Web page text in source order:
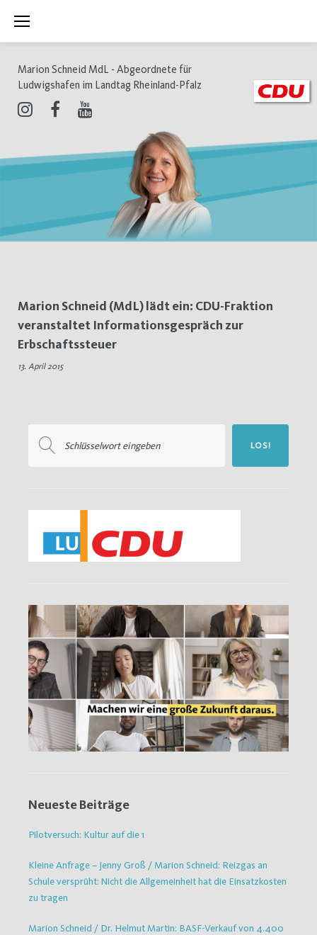
Inhalt
Marion Schneid MdL - Abgeordnete für
Ludwigshafen im Landtag Rheinland-Pfalz
Schlagwort:
Infogespräch
Marion Schneid (MdL) lädt ein: CDU-Fraktion
veranstaltet Informationsgespräch zur
Erbschaftssteuer
13. April 2015
nach:
LOS!
Neueste Beiträge
Pilotversuch: Kultur auf die 1
Kleine Anfrage – Jenny Groß / Marion Schneid: Reizgas an
Schule versprüht: Nicht die Allgemeinheit hat die Einsatzkosten
zu tragen
Marion Schneid / Dr. Helmut Martin: BASF-Verkauf von 4.400